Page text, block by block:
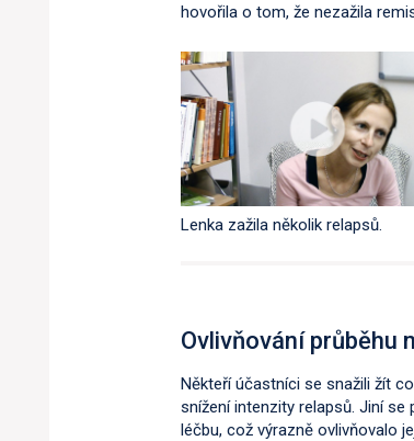
hovořila o tom, že nezažila
Lenka zažila několik relapsů.
Ovlivňování průběhu
Někteří účastníci se snažili žít
snížení intenzity relapsů. Jiní
léčbu, což výrazně ovlivňovalo